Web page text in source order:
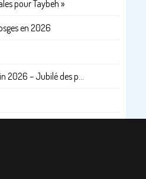
pour Taybeh »
en 2026
2026 – Jubilé des p...